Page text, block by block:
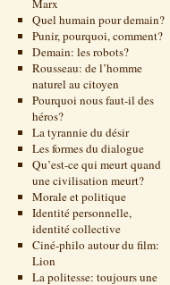
Marx
Quel humain pour demain?
Punir, pourquoi, comment?
Demain: les robots?
Rousseau: de l’homme
naturel au citoyen
Pourquoi nous faut-il des
héros?
La tyrannie du désir
Les formes du dialogue
Qu’est-ce qui meurt quand
une civilisation meurt?
Morale et politique
Identité personnelle,
identité collective
Ciné-philo autour du film:
Lion
La politesse: toujours une